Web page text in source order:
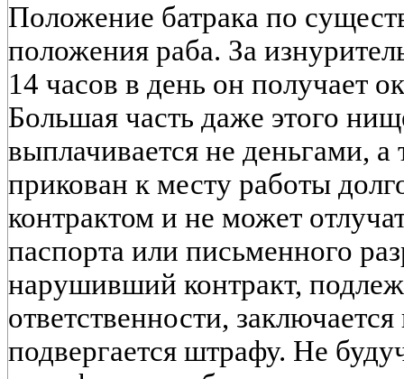
Положение батрака по
положения раба. За
14 часов в день он получает
Большая часть даже этого
выплачивается не деньгами, а
прикован к месту работы
контрактом и не может
паспорта или письменного
нарушивший контракт,
ответственности,
подвергается штрафу. Не